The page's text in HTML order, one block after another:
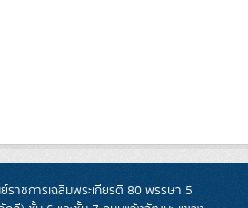
าชการเฉลิมพระเกียรติ 80 พรรษา 5